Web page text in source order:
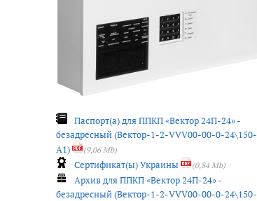
Паспорт(а) для ППКП «Вектор 24П-24» -
безадресный (Вектор-1-2-VVV00-00-0-24\150-
A1)
(9,06 Mb)
Сертификат(ы) Украины (0,84 Mb)
Архив для ППКП «Вектор 24П-24» -
безадресный (Вектор-1-2-VVV00-00-0-24\150-